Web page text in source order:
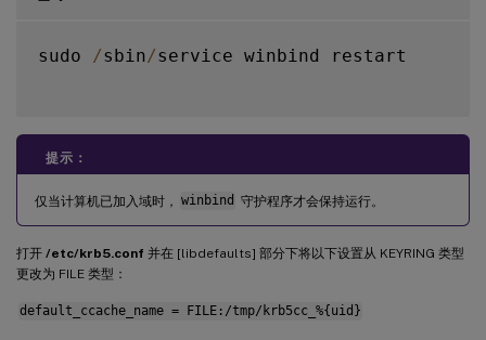
sudo /sbin/service winbind restart
提示：
仅当计算机已加入域时， winbind 守护程序才会保持运行。
打开 /etc/krb5.conf 并在 [libdefaults] 部分下将以下设置从 KEYRING 类型
更改为 FILE 类型：
default_ccache_name = FILE:/tmp/krb5cc_%{uid}